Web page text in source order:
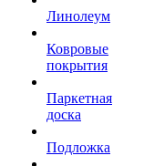
Линолеум
Ковровые
покрытия
Паркетная
доска
Подложка